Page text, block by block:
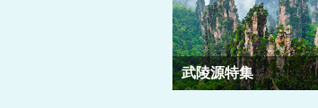
武陵源特集